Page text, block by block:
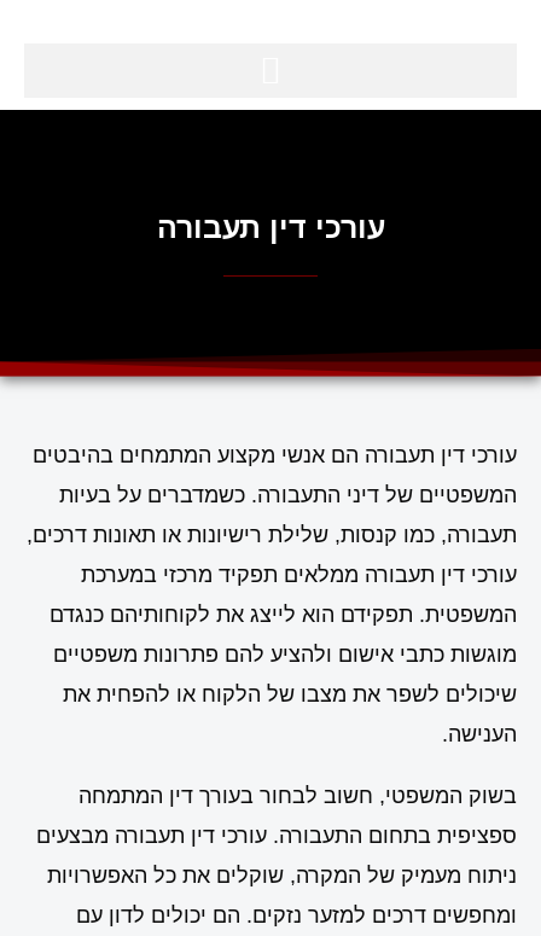
עורכי דין תעבורה
עורכי דין תעבורה הם אנשי מקצוע המתמחים בהיבטים
המשפטיים של דיני התעבורה. כשמדברים על בעיות
תעבורה, כמו קנסות, שלילת רישיונות או תאונות דרכים,
עורכי דין תעבורה ממלאים תפקיד מרכזי במערכת
המשפטית. תפקידם הוא לייצג את לקוחותיהם כנגדם
מוגשות כתבי אישום ולהציע להם פתרונות משפטיים
שיכולים לשפר את מצבו של הלקוח או להפחית את
הענישה.
בשוק המשפטי, חשוב לבחור בעורך דין המתמחה
ספציפית בתחום התעבורה. עורכי דין תעבורה מבצעים
ניתוח מעמיק של המקרה, שוקלים את כל האפשרויות
ומחפשים דרכים למזער נזקים. הם יכולים לדון עם